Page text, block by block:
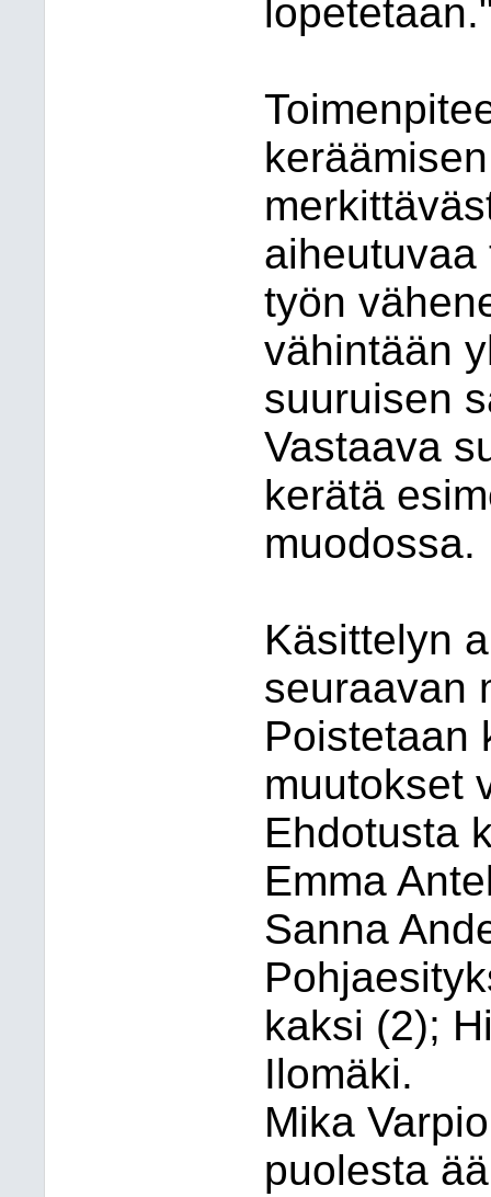
aiheutuvaa
työn
vähintään
suuruisen
Vastaava
kerätä
muodossa.
Käsittelyn
seuraavan
Poistetaan
muutokset
Ehdotusta
Emma
Sanna
kaksi (2);
Ilomäki.
Mika
puolesta